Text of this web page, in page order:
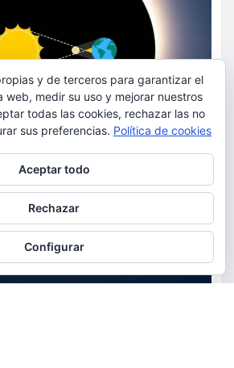
y de terceros para garantizar el
web, medir su uso y mejorar nuestros
todas las cookies, rechazar las no
sus preferencias. Política de cookies
Aceptar todo
Rechazar
Configurar
incluido cómo gestionar las cookies,